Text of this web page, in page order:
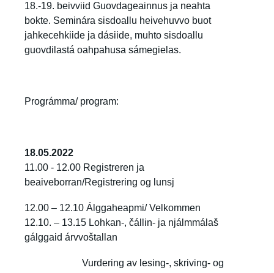
18.-19. beivviid Guovdageainnus ja neahta
bokte. Seminára sisdoallu heivehuvvo buot
jahkecehkiide ja dásiide, muhto sisdoallu
guovdilastá oahpahusa sámegielas.
Prográmma/ program:
18.05.2022
11.00 - 12.00 Registreren ja
beaiveborran/Registrering og lunsj
12.00 – 12.10 Álggaheapmi/ Velkommen
12.10. – 13.15 Lohkan-, čállin- ja njálmmálaš
gálggaid árvvoštallan
Vurdering av lesing-, skriving- og